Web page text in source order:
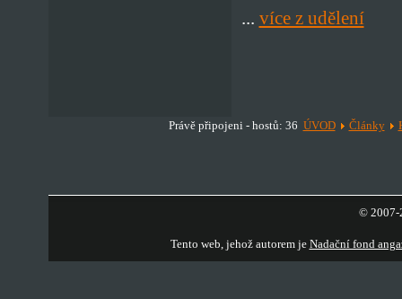
... více z udělení
Právě připojeni - hostů: 36 ÚVOD Články
© 2007-
Tento web, jehož autorem je Nadační fond